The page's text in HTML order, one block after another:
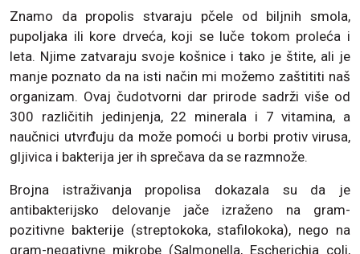
Znamo da propolis stvaraju pčele od biljnih smola,
pupoljaka ili kore drveća, koji se luče tokom proleća i
leta. Njime zatvaraju svoje košnice i tako je štite, ali je
manje poznato da na isti način mi možemo zaštititi naš
organizam. Ovaj čudotvorni dar prirode sadrži više od
300 različitih jedinjenja, 22 minerala i 7 vitamina, a
naučnici utvrđuju da može pomoći u borbi protiv virusa,
gljivica i bakterija jer ih sprečava da se razmnože.
Brojna istraživanja propolisa dokazala su da je
antibakterijsko delovanje jače izraženo na gram-
pozitivne bakterije (streptokoka, stafilokoka), nego na
gram-negativne mikrobe (Salmonella, Escherichia coli,